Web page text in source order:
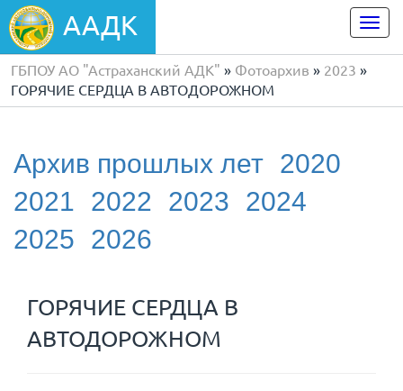
ААДК
ГБПОУ АО "Астраханский АДК" » Фотоархив » 2023 »
ГОРЯЧИЕ СЕРДЦА В АВТОДОРОЖНОМ
Архив прошлых лет 2020
2021
2022 2023
2024
2025
2026
ГОРЯЧИЕ СЕРДЦА В
АВТОДОРОЖНОМ